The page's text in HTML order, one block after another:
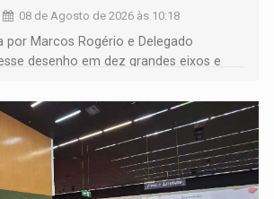
08 de Agosto de 2026 às 10:18
por Marcos Rogério e Delegado
desenho em dez grandes eixos e